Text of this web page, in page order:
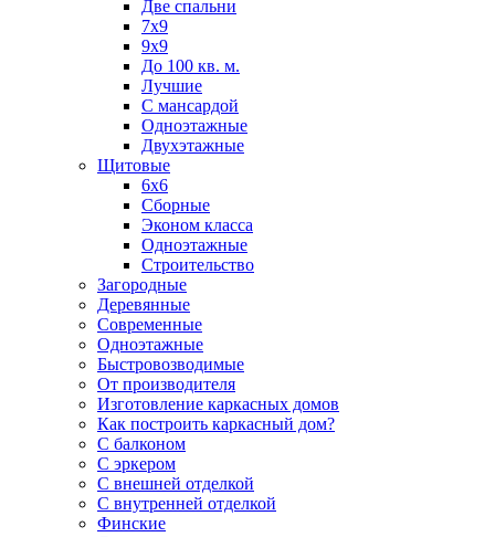
Две спальни
7х9
9х9
До 100 кв. м.
Лучшие
С мансардой
Одноэтажные
Двухэтажные
Щитовые
6х6
Сборные
Эконом класса
Одноэтажные
Строительство
Загородные
Деревянные
Современные
Одноэтажные
Быстровозводимые
От производителя
Изготовление каркасных домов
Как построить каркасный дом?
С балконом
С эркером
С внешней отделкой
С внутренней отделкой
Финские